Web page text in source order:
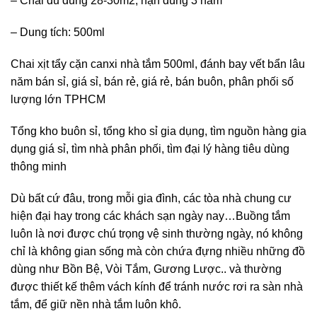
– Dung tích: 500ml
Chai xịt tẩy cặn canxi nhà tắm 500ml, đánh bay vết bẩn lâu
năm bán sỉ, giá sỉ, bán rẻ, giá rẻ, bán buôn, phân phối số
lượng lớn TPHCM
Tổng kho buôn sỉ, tổng kho sỉ gia dụng, tìm nguồn hàng gia
dụng giá sỉ, tìm nhà phân phối, tìm đại lý hàng tiêu dùng
thông minh
Dù bất cứ đâu, trong mỗi gia đình, các tòa nhà chung cư
hiện đại hay trong các khách sạn ngày nay…Buồng tắm
luôn là nơi được chú trọng vệ sinh thường ngày, nó không
chỉ là không gian sống mà còn chứa đựng nhiều những đồ
dùng như Bồn Bệ, Vòi Tắm, Gương Lược.. và thường
được thiết kế thêm vách kính để tránh nước rơi ra sàn nhà
tắm, để giữ nền nhà tắm luôn khô.